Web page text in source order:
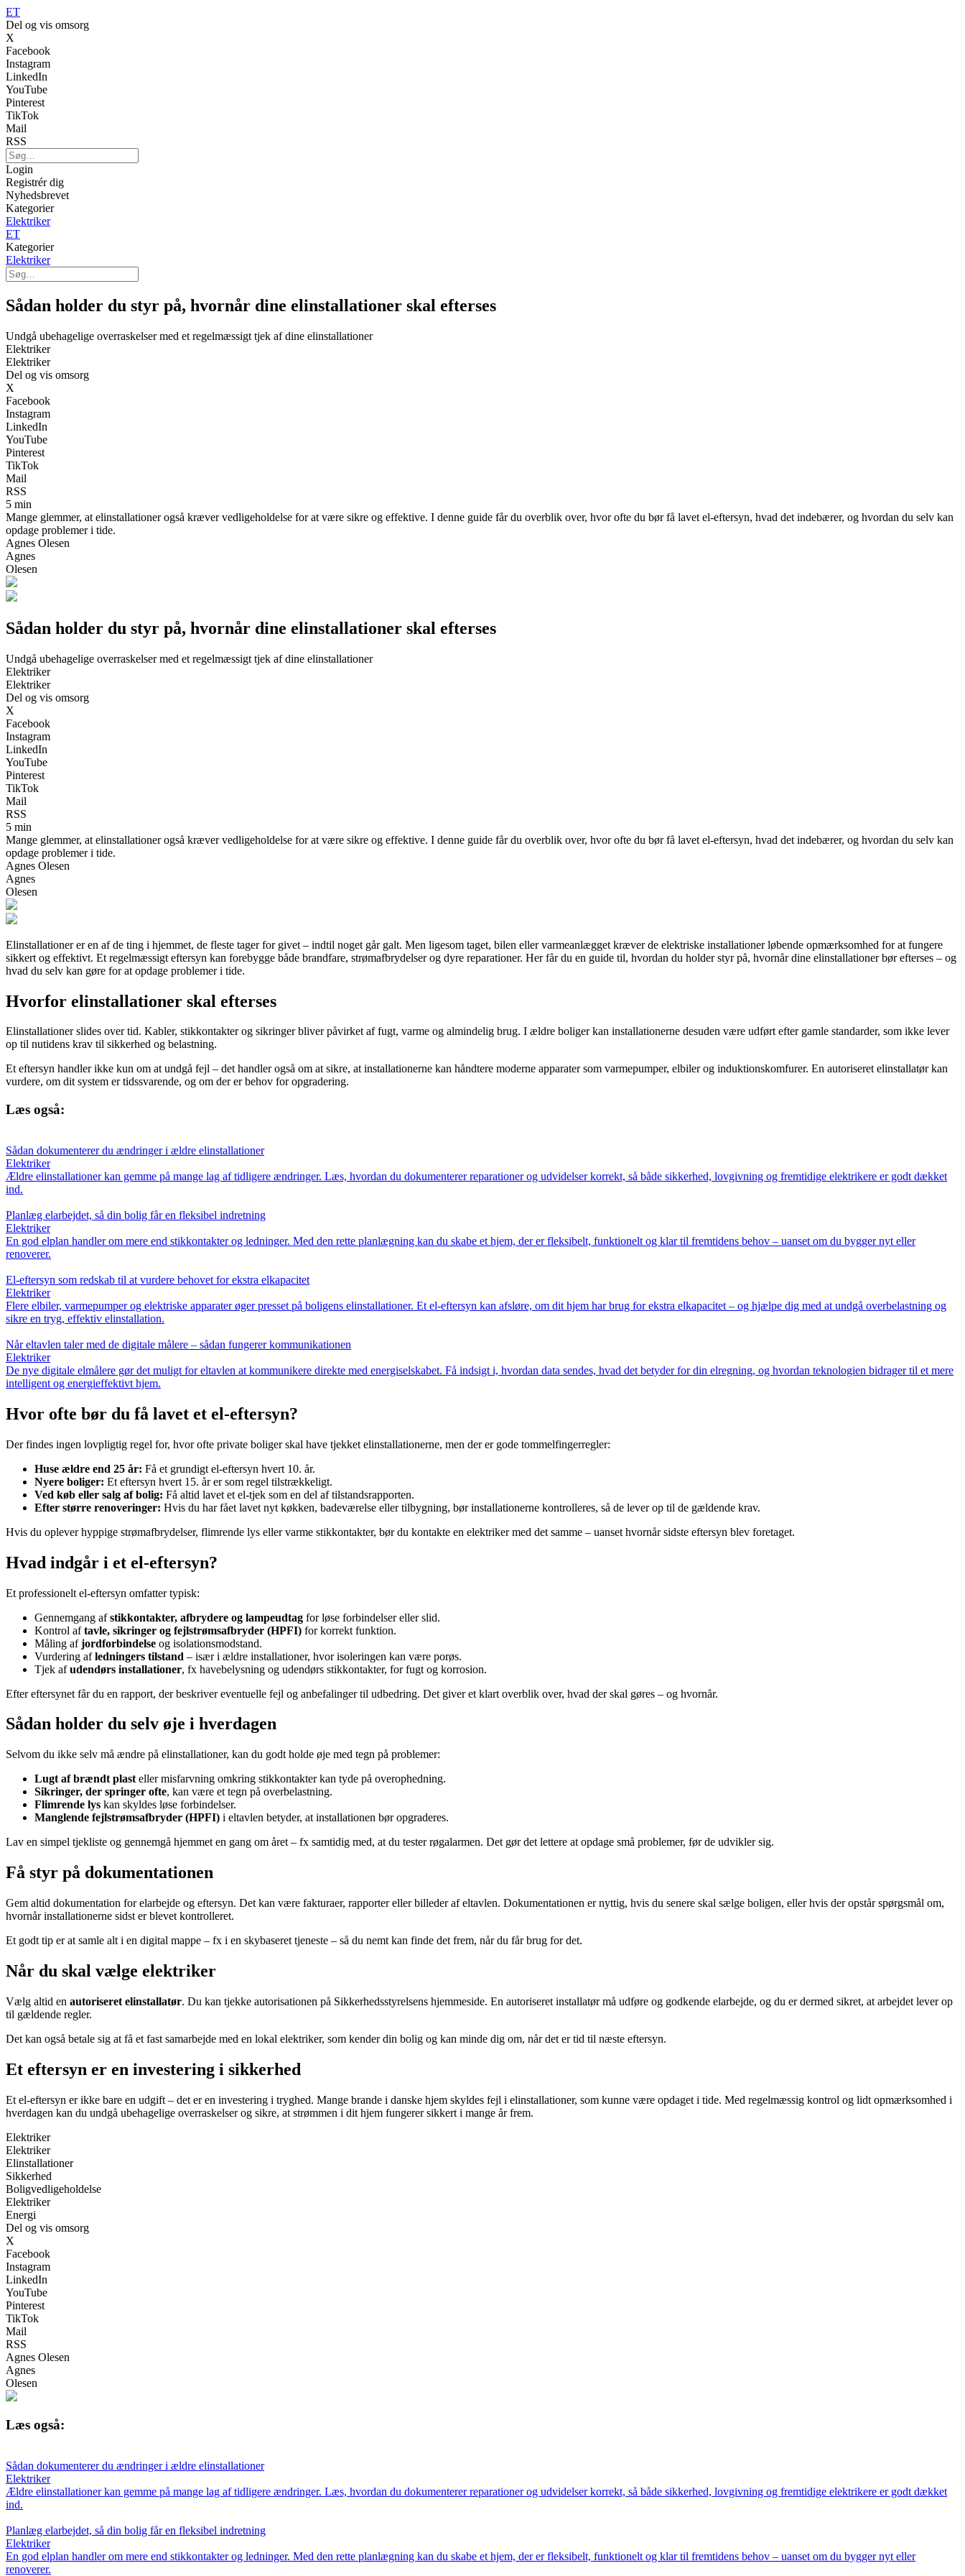
ET
Del og vis omsorg
X
Facebook
Instagram
LinkedIn
YouTube
Pinterest
TikTok
Mail
RSS
Login
Registrér dig
Nyhedsbrevet
Kategorier
Elektriker
ET
Kategorier
Elektriker
Sådan holder du styr på, hvornår dine elinstallationer skal efterses
Undgå ubehagelige overraskelser med et regelmæssigt tjek af dine elinstallationer
Elektriker
Elektriker
Del og vis omsorg
X
Facebook
Instagram
LinkedIn
YouTube
Pinterest
TikTok
Mail
RSS
5 min
Mange glemmer, at elinstallationer også kræver vedligeholdelse for at være sikre og effektive. I denne guide får du overblik over, hvor ofte du bør få lavet el-eftersyn, hvad det indebærer, og hvordan du selv kan
opdage problemer i tide.
Agnes Olesen
Agnes
Olesen
Sådan holder du styr på, hvornår dine elinstallationer skal efterses
Undgå ubehagelige overraskelser med et regelmæssigt tjek af dine elinstallationer
Elektriker
Elektriker
Del og vis omsorg
X
Facebook
Instagram
LinkedIn
YouTube
Pinterest
TikTok
Mail
RSS
5 min
Mange glemmer, at elinstallationer også kræver vedligeholdelse for at være sikre og effektive. I denne guide får du overblik over, hvor ofte du bør få lavet el-eftersyn, hvad det indebærer, og hvordan du selv kan
opdage problemer i tide.
Agnes Olesen
Agnes
Olesen
Elinstallationer er en af de ting i hjemmet, de fleste tager for givet – indtil noget går galt. Men ligesom taget, bilen eller varmeanlægget kræver de elektriske installationer løbende opmærksomhed for at fungere
sikkert og effektivt. Et regelmæssigt eftersyn kan forebygge både brandfare, strømafbrydelser og dyre reparationer. Her får du en guide til, hvordan du holder styr på, hvornår dine elinstallationer bør efterses – og
hvad du selv kan gøre for at opdage problemer i tide.
Hvorfor elinstallationer skal efterses
Elinstallationer slides over tid. Kabler, stikkontakter og sikringer bliver påvirket af fugt, varme og almindelig brug. I ældre boliger kan installationerne desuden være udført efter gamle standarder, som ikke lever
op til nutidens krav til sikkerhed og belastning.
Et eftersyn handler ikke kun om at undgå fejl – det handler også om at sikre, at installationerne kan håndtere moderne apparater som varmepumper, elbiler og induktionskomfurer. En autoriseret elinstallatør kan
vurdere, om dit system er tidssvarende, og om der er behov for opgradering.
Læs også:
Sådan dokumenterer du ændringer i ældre elinstallationer
Elektriker
Ældre elinstallationer kan gemme på mange lag af tidligere ændringer. Læs, hvordan du dokumenterer reparationer og udvidelser korrekt, så både sikkerhed, lovgivning og fremtidige elektrikere er godt dækket
ind.
Planlæg elarbejdet, så din bolig får en fleksibel indretning
Elektriker
En god elplan handler om mere end stikkontakter og ledninger. Med den rette planlægning kan du skabe et hjem, der er fleksibelt, funktionelt og klar til fremtidens behov – uanset om du bygger nyt eller
renoverer.
El-eftersyn som redskab til at vurdere behovet for ekstra elkapacitet
Elektriker
Flere elbiler, varmepumper og elektriske apparater øger presset på boligens elinstallationer. Et el-eftersyn kan afsløre, om dit hjem har brug for ekstra elkapacitet – og hjælpe dig med at undgå overbelastning og
sikre en tryg, effektiv elinstallation.
Når eltavlen taler med de digitale målere – sådan fungerer kommunikationen
Elektriker
De nye digitale elmålere gør det muligt for eltavlen at kommunikere direkte med energiselskabet. Få indsigt i, hvordan data sendes, hvad det betyder for din elregning, og hvordan teknologien bidrager til et mere
intelligent og energieffektivt hjem.
Hvor ofte bør du få lavet et el-eftersyn?
Der findes ingen lovpligtig regel for, hvor ofte private boliger skal have tjekket elinstallationerne, men der er gode tommelfingerregler:
Huse ældre end 25 år: Få et grundigt el-eftersyn hvert 10. år.
Nyere boliger: Et eftersyn hvert 15. år er som regel tilstrækkeligt.
Ved køb eller salg af bolig: Få altid lavet et el-tjek som en del af tilstandsrapporten.
Efter større renoveringer: Hvis du har fået lavet nyt køkken, badeværelse eller tilbygning, bør installationerne kontrolleres, så de lever op til de gældende krav.
Hvis du oplever hyppige strømafbrydelser, flimrende lys eller varme stikkontakter, bør du kontakte en elektriker med det samme – uanset hvornår sidste eftersyn blev foretaget.
Hvad indgår i et el-eftersyn?
Et professionelt el-eftersyn omfatter typisk:
Gennemgang afstikkontakter, afbrydere og lampeudtag for løse forbindelser eller slid.
Kontrol aftavle, sikringer og fejlstrømsafbryder (HPFI) for korrekt funktion.
Måling afjordforbindelse og isolationsmodstand.
Vurdering afledningers tilstand – især i ældre installationer, hvor isoleringen kan være porøs.
Tjek afudendørs installationer, fx havebelysning og udendørs stikkontakter, for fugt og korrosion.
Efter eftersynet får du en rapport, der beskriver eventuelle fejl og anbefalinger til udbedring. Det giver et klart overblik over, hvad der skal gøres – og hvornår.
Sådan holder du selv øje i hverdagen
Selvom du ikke selv må ændre på elinstallationer, kan du godt holde øje med tegn på problemer:
Lugt af brændt plast eller misfarvning omkring stikkontakter kan tyde på overophedning.
Sikringer, der springer ofte, kan være et tegn på overbelastning.
Flimrende lys kan skyldes løse forbindelser.
Manglende fejlstrømsafbryder (HPFI) i eltavlen betyder, at installationen bør opgraderes.
Lav en simpel tjekliste og gennemgå hjemmet en gang om året – fx samtidig med, at du tester røgalarmen. Det gør det lettere at opdage små problemer, før de udvikler sig.
Få styr på dokumentationen
Gem altid dokumentation for elarbejde og eftersyn. Det kan være fakturaer, rapporter eller billeder af eltavlen. Dokumentationen er nyttig, hvis du senere skal sælge boligen, eller hvis der opstår spørgsmål om,
hvornår installationerne sidst er blevet kontrolleret.
Et godt tip er at samle alt i en digital mappe – fx i en skybaseret tjeneste – så du nemt kan finde det frem, når du får brug for det.
Når du skal vælge elektriker
Vælg altid en autoriseret elinstallatør. Du kan tjekke autorisationen på Sikkerhedsstyrelsens hjemmeside. En autoriseret installatør må udføre og godkende elarbejde, og du er dermed sikret, at arbejdet lever op
til gældende regler.
Det kan også betale sig at få et fast samarbejde med en lokal elektriker, som kender din bolig og kan minde dig om, når det er tid til næste eftersyn.
Et eftersyn er en investering i sikkerhed
Et el-eftersyn er ikke bare en udgift – det er en investering i tryghed. Mange brande i danske hjem skyldes fejl i elinstallationer, som kunne være opdaget i tide. Med regelmæssig kontrol og lidt opmærksomhed i
hverdagen kan du undgå ubehagelige overraskelser og sikre, at strømmen i dit hjem fungerer sikkert i mange år frem.
Elektriker
Elektriker
Elinstallationer
Sikkerhed
Boligvedligeholdelse
Elektriker
Energi
Del og vis omsorg
X
Facebook
Instagram
LinkedIn
YouTube
Pinterest
TikTok
Mail
RSS
Agnes Olesen
Agnes
Olesen
Læs også:
Sådan dokumenterer du ændringer i ældre elinstallationer
Elektriker
Ældre elinstallationer kan gemme på mange lag af tidligere ændringer. Læs, hvordan du dokumenterer reparationer og udvidelser korrekt, så både sikkerhed, lovgivning og fremtidige elektrikere er godt dækket
ind.
Planlæg elarbejdet, så din bolig får en fleksibel indretning
Elektriker
En god elplan handler om mere end stikkontakter og ledninger. Med den rette planlægning kan du skabe et hjem, der er fleksibelt, funktionelt og klar til fremtidens behov – uanset om du bygger nyt eller
renoverer.